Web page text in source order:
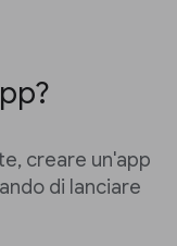
creare un'app
di lanciare